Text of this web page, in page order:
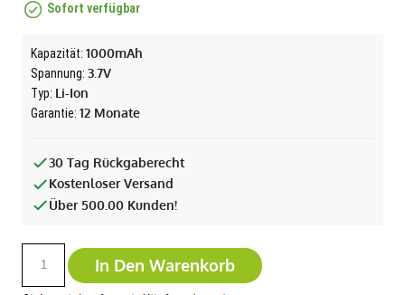
Sofort verfügbar
Kapazität: 1000mAh
Spannung: 3.7V
Typ: Li-Ion
Garantie: 12 Monate
30 Tag Rückgaberecht
Kostenloser Versand
Über 500.00 Kunden!
In Den Warenkorb